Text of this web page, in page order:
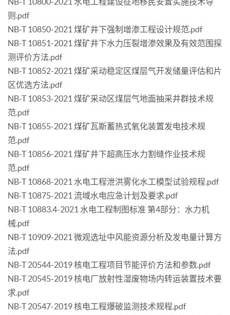
则.pdf
NB-T 10850-2021 煤矿井下强制增渗工程设计规范.pdf
NB-T 10851-2021 煤矿井下水力压裂增渗效果及有效范围探
测评价方法.pdf
NB-T 10852-2021 煤矿采动稳定区煤层气开发储量评估和片
区优选方法.pdf
NB-T 10853-2021 煤矿采动区煤层气地面抽采井群技术规
范.pdf
NB-T 10855-2021 煤矿瓦斯蓄热式氧化装置发电技术规
范.pdf
NB-T 10856-2021 煤矿井下超高压水力割缝作业技术规
范.pdf
NB-T 10868-2021 水电工程泄洪雾化水工模型试验规程.pdf
NB-T 10875-2021 流域水电应急计划及要求.pdf
NB-T 10883.4-2021 水电工程制图标准 第4部分：水力机
械.pdf
NB-T 10909-2021 微观选址中风能资源分析及发电量计算方
法.pdf
NB-T 20544-2019 核电工程项目节能评价方法和参数.pdf
NB-T 20545-2019 核电厂放射性湿废物场内转运装置技术要
求.pdf
NB-T 20547-2019 核电工程爆破监测技术规程.pdf